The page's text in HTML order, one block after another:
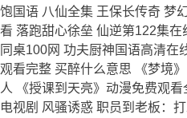
饱国语 八仙全集 王保长传奇 梦
看 落跑甜心徐垒 仙逆第122集
同桌100网 功夫厨神国语高清在
观看完整 买醉什么意思 《梦境
人 《授课到天亮》动漫免费观
电视剧 风骚诱惑 职员到老板：